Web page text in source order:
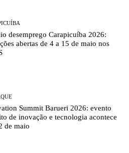
desemprego Carapicuíba 2026:
abertas de 4 a 15 de maio nos
Summit Barueri 2026: evento
de inovação e tecnologia acontece
de maio